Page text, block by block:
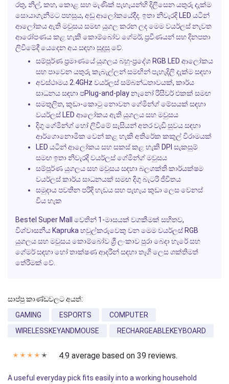
රතු, නිල්, කහ, කොළ සහ මැණික් පැහැයන්හි දිලිසෙන යතුරු දැක්ම
සොයාගැනීමට පහසුය, අඩු ආලෝකයේදීද. ඉතා නිවැරදි LED යටින්
ආලෝකය ඇති මවුසය සමඟ යුගල කරන ලද මෙම වයර්ලස් නැවත
ආරෝපණය කළ හැකි කොම්බෝව ගේමර්, ප්‍රවීණයන් සහ දිනපතා
ලිවීමේදී යෙදෙන අය සඳහා සුදුසු වේ.
සම්පූර්ණ ප්‍රමාණයේ යුගලය බහු-ප්‍රදේශ RGB LED ආලෝකය
සහ පාවෙන යතුරු කැබැල්ලන් සමඟින් පැහැදිලි දැක්ම සඳහා
අවස්ථාමය 2.4GHz වයර්ලස් සම්බන්ධතාවයක්, කාර්ය
සාධනය සඳහා පPlug-and-play නැනෝ රිසීවර් එකක් සමඟ
සමතුලිත, කුඩා-කොටු නොවන ගේමීන්ග් මේසයක් සඳහා
වයර්ලස් LED ආලෝකය ඇති යුගලය සහ මවුසය
දිගු ගේමීන්ග් හෝ ලිවීමේ සැසියන් අතර වැඩි සුවය සඳහා
ආර්ගොනොමික වෙන් කළ හැකි අතිරේක කකුල් විරාමයක්
LED යටින් ආලෝකය සහ සකස් කළ හැකි DPI සැකසුම්
සමඟ ඉතා නිවැරදි වයර්ලස් ගේමීන්ග් මවුසය
සම්පූර්ණ යුගලය සහ මවුසය සඳහා බලශක්ති කාර්යක්ෂම
වයර්ලස් කාර්ය සාධනයක් සමඟ දිගු බැටරි ජීවිතය
සමුදාය පවතින පරිදි හැඩය සහ පැහැය කුඩා ලෙස වෙනස්
විය හැක
Bestel Super Mall වෙතින් 1-මාසයක් වගකීමක් සහිතව,
විශ්වාසනීය Kapruka හවුල්කරුවෙකු වන මෙම වයර්ලස් RGB
යුගලය සහ මවුසය කොම්බෝව ශ්‍රී ලංකාව පුරා බෙදා හැරේ සහ
ගේමර් සඳහා හෝ තාක්ෂණ ආදරීන් සඳහා තෑගි ලෙස ශක්තිමත්
තේරීමක් වේ.
සාප්පු කාණ්ඩවලට අයත්:
GAMING
ESPORTS
COMPUTER
WIRELESSKEYANDMOUSE
RECHARGEABLEKEYBOARD
✭ ✭ ✭ ✭ ✭ 4.9 average based on 39 reviews.
A useful everyday pick fits easily into a working household